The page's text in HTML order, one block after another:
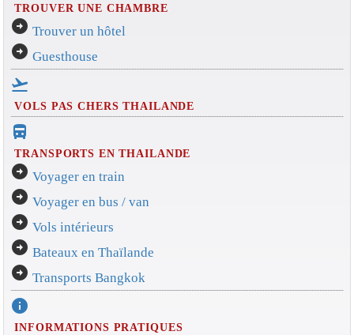
TROUVER UNE CHAMBRE
arrow_circle_right Trouver un hôtel
arrow_circle_right Guesthouse
flight_takeoff
VOLS PAS CHERS THAILANDE
directions_bus_filled
TRANSPORTS EN THAILANDE
arrow_circle_right Voyager en train
arrow_circle_right Voyager en bus / van
arrow_circle_right Vols intérieurs
arrow_circle_right Bateaux en Thaïlande
arrow_circle_right Transports Bangkok
info
INFORMATIONS PRATIQUES